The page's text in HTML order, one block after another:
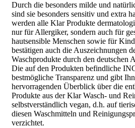
Durch die besonders milde und
sind sie besonders sensitiv und extra
werden alle Klar Produkte
nur für Allergiker, sondern auch für
hautsensible Menschen sowie für
bestätigen auch die Auszeichnungen
Waschprodukte durch den deutschen
Die auf den Produkten befindliche
bestmögliche Transparenz und gibt
hervorragenden Überblick über die
Produkte aus der Klar Wasch- und
selbstverständlich vegan, d.h. auf
diesen Waschmitteln und
verzichtet.